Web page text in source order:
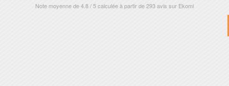
Note moyenne de4.8/5calculée à partir de293avis sur Ekomi